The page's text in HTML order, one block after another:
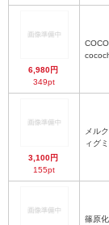
6,980円
349pt
3,100円
155pt
メル
ィグ
篠原